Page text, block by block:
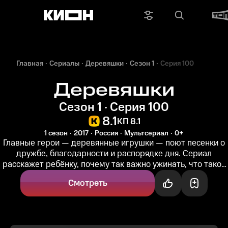
Главная Сериалы Деревяшки Сезон 1 Серия 100
Деревяшки
Сезон 1 · Серия 100
8.1КП 8.1
1 сезон 2017 Россия Мультсериал 0+
Главные герои — деревянные игрушки — поют песенки о
дружбе, благодарности и распорядке дня. Сериал
расскажет ребёнку, почему так важно ужинать, что такое
Смотреть